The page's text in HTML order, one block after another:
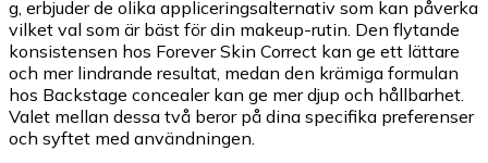
g, erbjuder de olika appliceringsalternativ som kan påverka
vilket val som är bäst för din makeup-rutin. Den flytande
konsistensen hos Forever Skin Correct kan ge ett lättare
och mer lindrande resultat, medan den krämiga formulan
hos Backstage concealer kan ge mer djup och hållbarhet.
Valet mellan dessa två beror på dina specifika preferenser
och syftet med användningen.